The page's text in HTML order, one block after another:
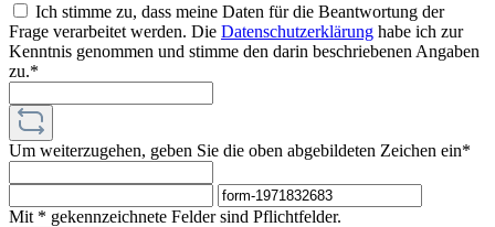
Ich stimme zu, dass meine Daten für die Beantwortung der
Frage verarbeitet werden. Die Datenschutzerklärung habe ich zur
Kenntnis genommen und stimme den darin beschriebenen Angaben
zu.*
Um weiterzugehen, geben Sie die oben abgebildeten Zeichen ein*
Mit * gekennzeichnete Felder sind Pflichtfelder.